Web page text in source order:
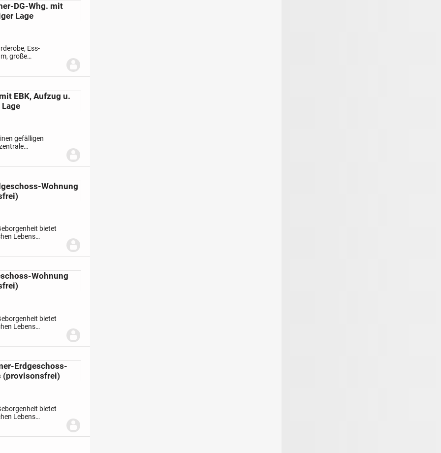
DG-Whg. mit
Lage
Ess-
große
Dusche, WC,
EBK, Aufzug u.
gefälligen
Wohnung
bietet
Lebens
Wohnung
bietet
Lebens
Erdgeschoss-
(provisonsfrei)
bietet
Lebens